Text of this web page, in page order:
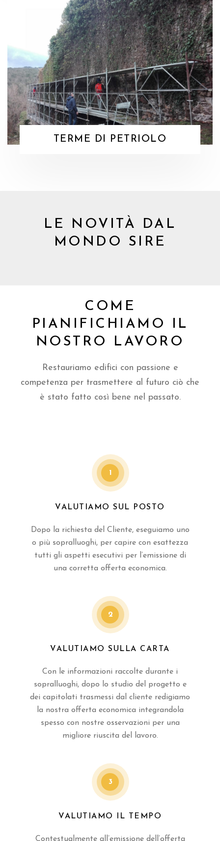
TERME DI PETRIOLO
LE NOVITÀ DAL
MONDO SIRE
COME
PIANIFICHIAMO IL
NOSTRO LAVORO
Restauriamo edifici con passione e
competenza per trasmettere al futuro ciò che
è stato fatto così bene nel passato.
1
VALUTIAMO SUL POSTO
Dopo la richiesta del Cliente, eseguiamo uno
o più sopralluoghi, per capire con esattezza
tutti gli aspetti esecutivi per l’emissione di
una corretta offerta economica.
2
VALUTIAMO SULLA CARTA
Con le informazioni raccolte durante i
sopralluoghi, dopo lo studio del progetto e
dei capitolati trasmessi dal cliente redigiamo
la nostra offerta economica integrandola
spesso con nostre osservazioni per una
migliore riuscita del lavoro.
3
VALUTIAMO IL TEMPO
Contestualmente all’emissione dell’offerta